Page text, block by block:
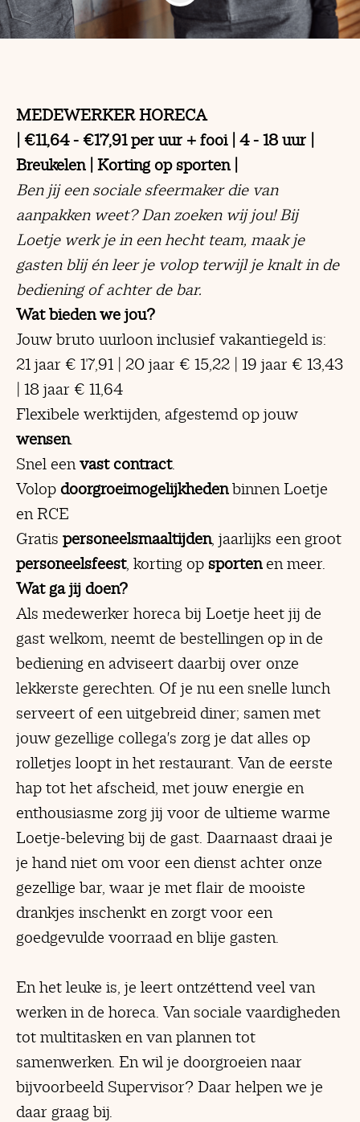
MEDEWERKER HORECA
| €11,64 - €17,91 per uur + fooi | 4 - 18 uur |
Breukelen | Korting op sporten |
Ben jij een sociale sfeermaker die van
aanpakken weet? Dan zoeken wij jou! Bij
Loetje werk je in een hecht team, maak je
gasten blij én leer je volop terwijl je knalt in de
bediening of achter de bar.
Wat bieden we jou?
Jouw bruto uurloon inclusief vakantiegeld is:
21 jaar € 17,91 | 20 jaar € 15,22 | 19 jaar € 13,43
| 18 jaar € 11,64
Flexibele werktijden, afgestemd op jouw
wensen.
Snel eenvast contract.
Volop doorgroeimogelijkhedenbinnen Loetje
en RCE
Gratis personeelsmaaltijden, jaarlijks een groot
personeelsfeest, korting op sportenen meer.
Wat ga jij doen?
Als medewerker horeca bij Loetje heet jij de
gast welkom, neemt de bestellingen op in de
bediening en adviseert daarbij over onze
lekkerste gerechten. Of je nu een snelle lunch
serveert of een uitgebreid diner; samen met
jouw gezellige collega's zorg je dat alles op
rolletjes loopt in het restaurant. Van de eerste
hap tot het afscheid, met jouw energie en
enthousiasme zorg jij voor de ultieme warme
Loetje-beleving bij de gast. Daarnaast draai je
je hand niet om voor een dienst achter onze
gezellige bar, waar je met flair de mooiste
drankjes inschenkt en zorgt voor een
goedgevulde voorraad en blije gasten.
En het leuke is, je leert ontzéttend veel van
werken in de horeca. Van sociale vaardigheden
tot multitasken en van plannen tot
samenwerken. En wil je doorgroeien naar
bijvoorbeeld Supervisor? Daar helpen we je
daar graag bij.